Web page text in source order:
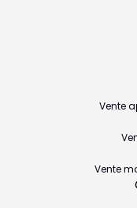
Vente
Vente